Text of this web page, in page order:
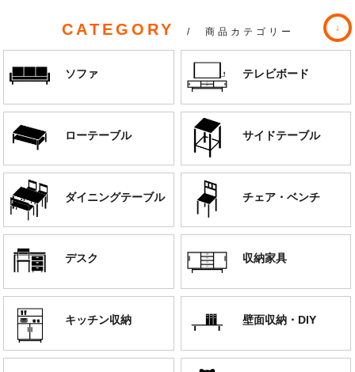
CATEGORY / 商品カテゴリー
ソファ テレビボード
ローテーブル サイドテーブル
ダイニングテーブル チェア・ベンチ
デスク 収納家具
キッチン収納 壁面収納・DIY